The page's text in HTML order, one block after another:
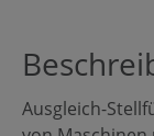
Ausgleich-